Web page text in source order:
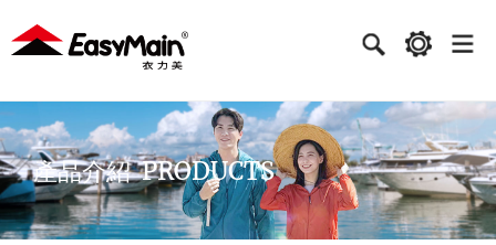
衣
力
美
實
業產品介紹 PRODUCTS